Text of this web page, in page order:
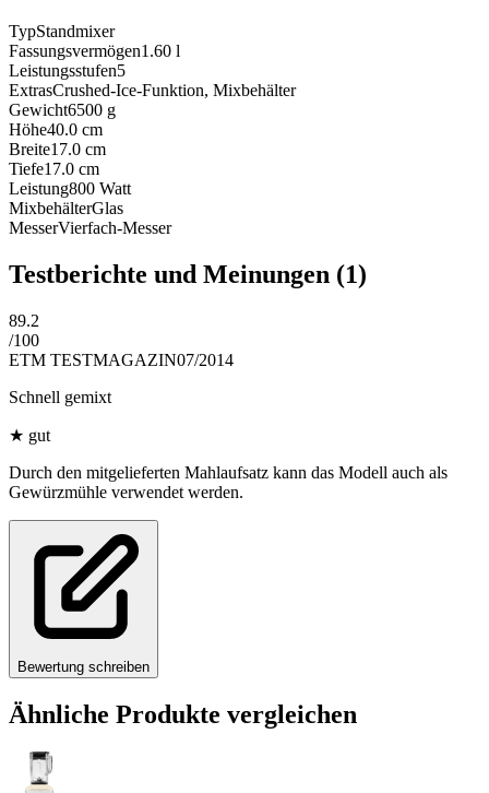
TypStandmixer
Fassungsvermögen1.60 l
Leistungsstufen5
ExtrasCrushed-Ice-Funktion, Mixbehälter
Gewicht6500 g
Höhe40.0 cm
Breite17.0 cm
Tiefe17.0 cm
Leistung800 Watt
MixbehälterGlas
MesserVierfach-Messer
Testberichte und Meinungen (1)
89.2
/100
ETM TESTMAGAZIN07/2014
Schnell gemixt
★ gut
Durch den mitgelieferten Mahlaufsatz kann das Modell auch als
Gewürzmühle verwendet werden.
Bewertung schreiben
Ähnliche Produkte vergleichen